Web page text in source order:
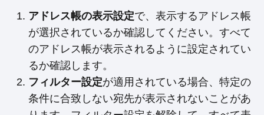
アドレス帳の表示設定で、表示するアドレス帳
が選択されているか確認してください。すべて
のアドレス帳が表示されるように設定されてい
るか確認します。
フィルター設定が適用されている場合、特定の
条件に合致しない宛先が表示されないことがあ